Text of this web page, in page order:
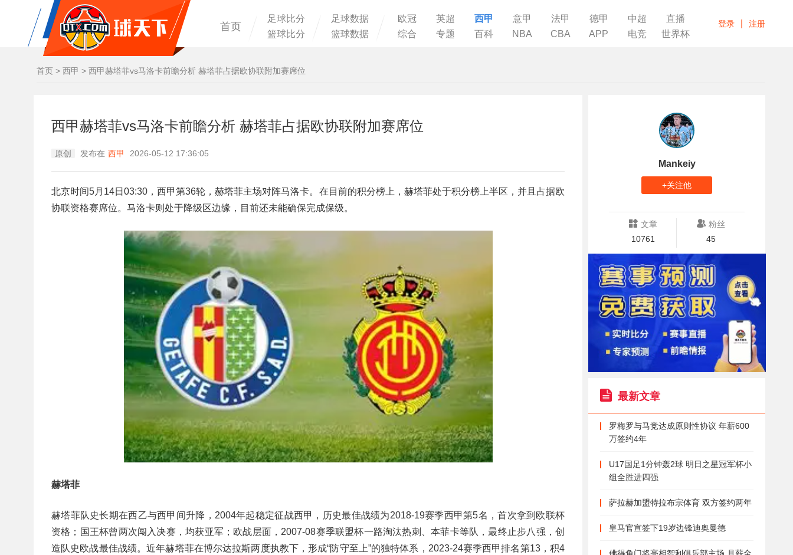
首页
足球比分
篮球比分
足球数据
篮球数据
欧冠 英超 西甲 意甲 法甲 德甲 中超
直播
综合
专题 百科 NBA CBA APP 电竞 世界杯
登录 注册
首页 > 西甲 > 西甲赫塔菲vs马洛卡前瞻分析 赫塔菲占据欧协联附加赛席位
西甲赫塔菲vs马洛卡前瞻分析 赫塔菲占据欧协联附加赛席位
原创 发布在 西甲 2026-05-12 17:36:05
北京时间5月14日03:30，西甲第36轮，赫塔菲主场对阵马洛卡。在目前的积分榜上，赫塔菲处于积分榜上半区，并且占据欧
协联资格赛席位。马洛卡则处于降级区边缘，目前还未能确保完成保级。
赫塔菲
赫塔菲队史长期在西乙与西甲间升降，2004年起稳定征战西甲，历史最佳战绩为2018-19赛季西甲第5名，首次拿到欧联杯
资格；国王杯曾两次闯入决赛，均获亚军；欧战层面，2007-08赛季联盟杯一路淘汰热刺、本菲卡等队，最终止步八强，创
造队史欧战最佳战绩。近年赫塔菲在博尔达拉斯两度执教下，形成“防守至上”的独特体系，2023-24赛季西甲排名第13，积4
Mankeiy
+关注他
文章
10761
粉丝
45
最新文章
罗梅罗与马竞达成原则性协议 年薪600
万签约4年
U17国足1分钟轰2球 明日之星冠军杯小
组全胜进四强
萨拉赫加盟特拉布宗体育 双方签约两年
皇马官宣签下19岁边锋迪奥曼德
佛得角门将亮相智利俱乐部主场 月薪全